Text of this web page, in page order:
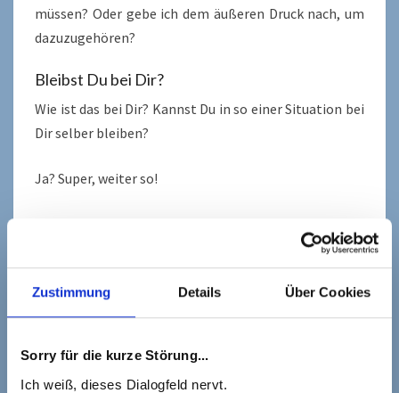
Zustimmung Details Über Cookies
Sorry für die kurze Störung...
Ich weiß, dieses Dialogfeld nervt.
müssen? Oder gebe ich dem äußeren Druck nach, um
dazuzugehören?
Bleibst Du bei Dir?
Wie ist das bei Dir? Kannst Du in so einer Situation bei
Dir selber bleiben?
Ja? Super, weiter so!
steigt, sobald andere Deine
Entscheidunghinterfragen?
Dann überleg‘ doch nochmal, warum Du so
entschieden hast. Was war Deine Motivation? Wieso